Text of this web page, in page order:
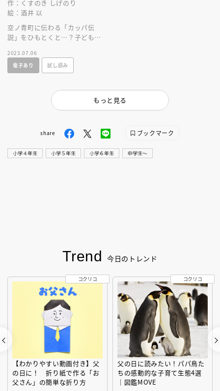
作：くすのき しげのり
絵：酒井 以
空ノ青町に伝わる「カッパ伝
説」をひもとくと…？子どもた
当に価値あるもの」に迫る新シ
リーズ第２巻！
2023.07.06
電子あり
試し読み
もっと見る
share ブックマーク
小学４年生 小学５年生 小学６年生 中学生〜
Trend 今日のトレンド
【わかりやすい動画付き】父
の日に！ 折り紙で作る「お
父さん」の簡単な折り方
コクリコ
父の日に読みたい！パパ鳥た
ちの感動的な子育て生態4選
｜図鑑MOVE
コクリコ